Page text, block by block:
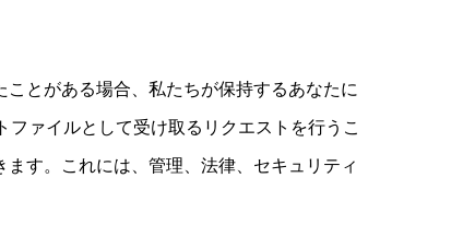
とがある場合、私たちが保持するあなたに
ァイルとして受け取るリクエストを行うこ
す。これには、管理、法律、セキュリティ